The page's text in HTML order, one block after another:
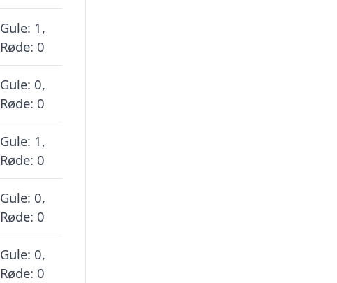
Gule: 1,
Røde: 0
Gule: 0,
Røde: 0
Gule: 1,
Røde: 0
Gule: 0,
Røde: 0
Gule: 0,
Røde: 0